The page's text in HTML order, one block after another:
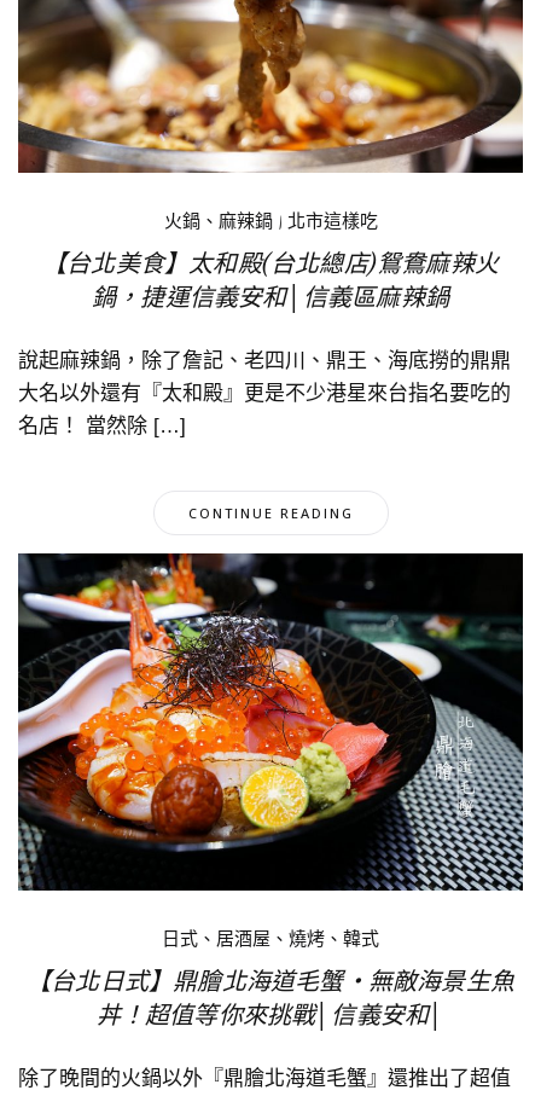
火鍋、麻辣鍋| 北市這樣吃
【台北美食】太和殿(台北總店)鴛鴦麻辣火
鍋，捷運信義安和│信義區麻辣鍋
說起麻辣鍋，除了詹記、老四川、鼎王、海底撈的鼎鼎
大名以外還有『太和殿』更是不少港星來台指名要吃的
名店！ 當然除 […]
CONTINUE READING
日式、居酒屋、燒烤、韓式
【台北日式】鼎膾北海道毛蟹‧無敵海景生魚
丼！超值等你來挑戰│信義安和│
除了晚間的火鍋以外『鼎膾北海道毛蟹』還推出了超值